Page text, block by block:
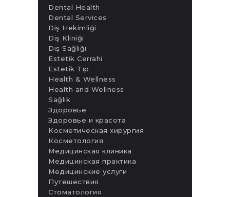
Dental Health
Dental Services
Diş Hekimliği
Diş Kliniği
Diş Sağlığı
Estetik Cerrahi
Estetik Tıp
Health & Wellness
Health and Wellness
Sağlık
Здоровье
Здоровье и красота
Косметическая хирургия
Косметология
Медицинская клиника
Медицинская практика
Медицинские услуги
Путешествия
Стоматология